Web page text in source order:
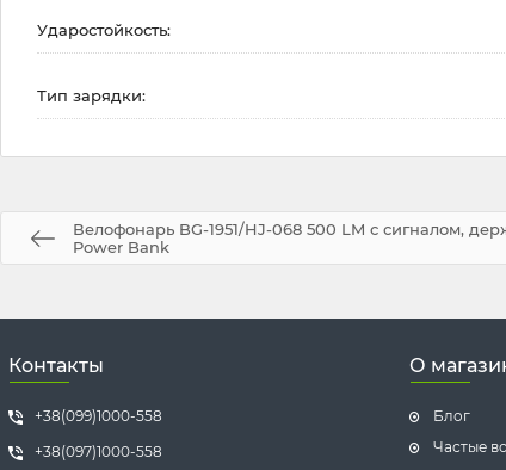
Ударостойкость:
Тип зарядки:
Велофонарь BG-1951/HJ-068 500 LM с сигналом,
Power Bank
Контакты
+38(099)1000-558
+38(097)1000-558
О
Блог
Частые